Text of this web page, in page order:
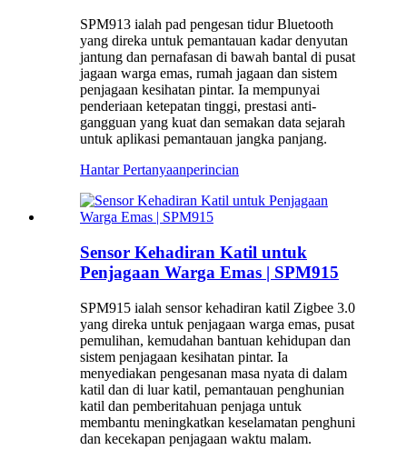
SPM913 ialah pad pengesan tidur Bluetooth
yang direka untuk pemantauan kadar denyutan
jantung dan pernafasan di bawah bantal di pusat
jagaan warga emas, rumah jagaan dan sistem
penjagaan kesihatan pintar. Ia mempunyai
penderiaan ketepatan tinggi, prestasi anti-
gangguan yang kuat dan semakan data sejarah
untuk aplikasi pemantauan jangka panjang.
Hantar Pertanyaanperincian
Sensor Kehadiran Katil untuk
Penjagaan Warga Emas | SPM915
SPM915 ialah sensor kehadiran katil Zigbee 3.0
yang direka untuk penjagaan warga emas, pusat
pemulihan, kemudahan bantuan kehidupan dan
sistem penjagaan kesihatan pintar. Ia
menyediakan pengesanan masa nyata di dalam
katil dan di luar katil, pemantauan penghunian
katil dan pemberitahuan penjaga untuk
membantu meningkatkan keselamatan penghuni
dan kecekapan penjagaan waktu malam.